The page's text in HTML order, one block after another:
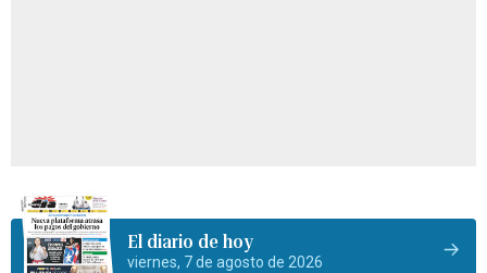
El diario de hoy
viernes, 7 de agosto de 2026